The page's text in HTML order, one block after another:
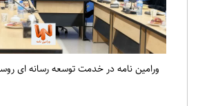
ورامین نامه در خدمت توسعه رسانه ای